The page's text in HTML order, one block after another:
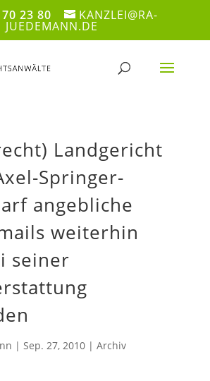
23 80 KANZLEI@RA-
JUEDEMANN.DE
Landgericht
Springer-
angebliche
weiterhin
seiner
| Sep. 27, 2010| Archiv